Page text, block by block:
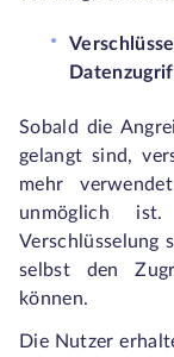
Sobald die
gelangt sind,
mehr
unmöglich
Verschlüsselung
selbst den
können.
Die Nutzer